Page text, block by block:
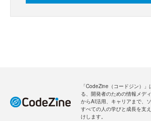
「CodeZine（コードジン）
る、開発者のための情報メデ
からAI活用、キャリアまで、
すべての人の学びと成長を支
けします。